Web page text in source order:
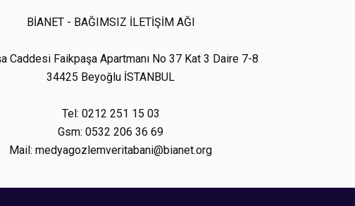
BİANET - BAĞIMSIZ İLETİŞİM AĞI
Caddesi Faikpaşa Apartmanı No 37 Kat 3 Daire 7-8
34425 Beyoğlu İSTANBUL
Tel: 0212 251 15 03
Gsm: 0532 206 36 69
Mail: medyagozlemveritabani@bianet.org